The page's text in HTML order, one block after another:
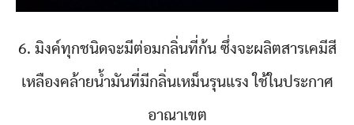
6. มิงค์ทุกชนิดจะมีต่อมกลิ่นที่ก้น ซึ่งจะผลิตสารเคมีสี
เหลืองคล้ายน้ำมันที่มีกลิ่นเหม็นรุนแรง ใช้ในประกาศ
อาณาเขต